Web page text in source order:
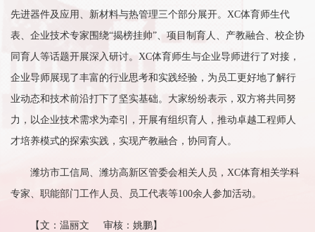
先进器件及应用、新材料与热管理三个部分展开。XC体育师生代
表、企业技术专家围绕“揭榜挂帅”、项目制育人、产教融合、校企协
同育人等话题开展深入研讨。XC体育师生与企业导师进行了对接，
企业导师展现了丰富的行业思考和实践经验，为员工更好地了解行
业动态和技术前沿打下了坚实基础。大家纷纷表示，双方将共同努
力，以企业技术需求为牵引，开展有组织育人，推动卓越工程师人
才培养模式的探索实践，实现产教融合，协同育人。
潍坊市工信局、潍坊高新区管委会相关人员，XC体育相关学科
专家、职能部门工作人员、员工代表等100余人参加活动。
【文：温丽文 审核：姚鹏】